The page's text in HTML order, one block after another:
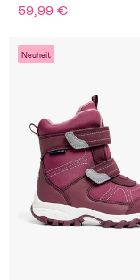
59,99 €
Neuheit